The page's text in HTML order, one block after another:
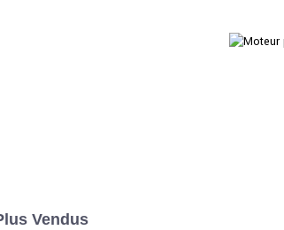
Vendus